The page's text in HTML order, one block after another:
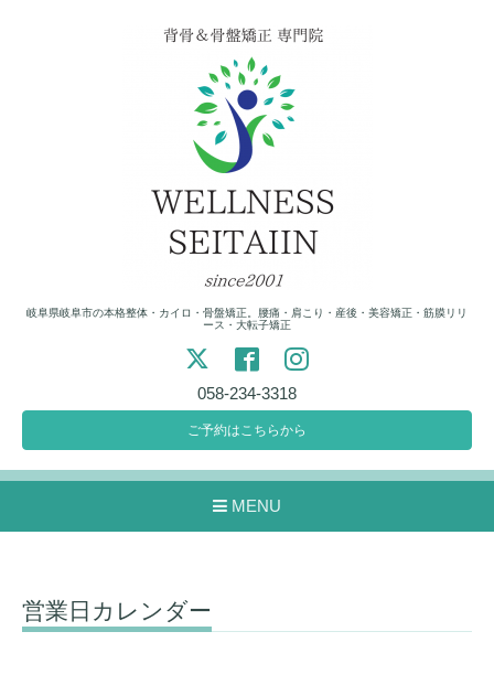
岐阜県岐阜市の本格整体・カイロ・骨盤矯正。腰痛・肩こり・産後・美容矯正・筋膜リリ
ース・大転子矯正
058-234-3318
ご予約はこちらから
MENU
営業日カレンダー